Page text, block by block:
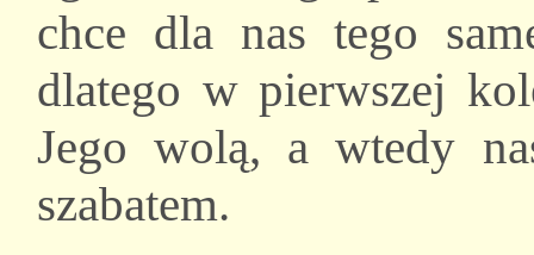
chce dla nas tego
dlatego w pierwszej
Jego wolą, a wtedy
szabatem.